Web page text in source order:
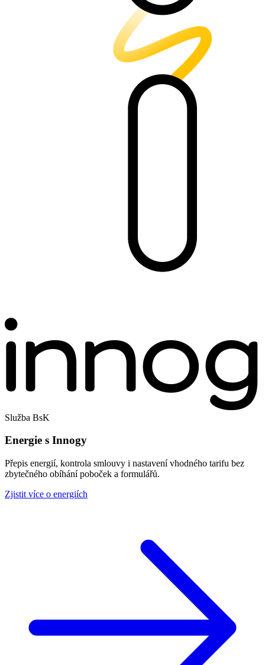
Služba BsK
Energie s Innogy
Přepis energií, kontrola smlouvy i nastavení vhodného tarifu bez
zbytečného obíhání poboček a formulářů.
Zjistit více o energiích